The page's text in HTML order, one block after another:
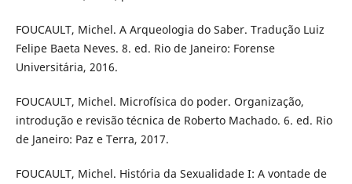
FOUCAULT, Michel. A Arqueologia do Saber. Tradução Luiz
Felipe Baeta Neves. 8. ed. Rio de Janeiro: Forense
Universitária, 2016.
FOUCAULT, Michel. Microfísica do poder. Organização,
introdução e revisão técnica de Roberto Machado. 6. ed. Rio
de Janeiro: Paz e Terra, 2017.
FOUCAULT, Michel. História da Sexualidade I: A vontade de